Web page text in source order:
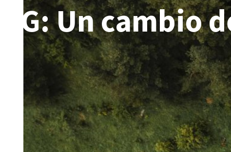
5G: Un cambio